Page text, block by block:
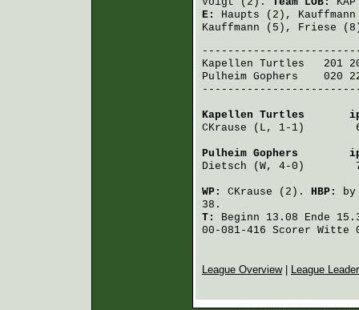
E: Haupts (2), Kauffmann
Kauffmann (5), Friese
Kapellen Turtles
201
Pulheim Gophers
020
Kapellen Turtles
CKrause (L, 1-1)
Pulheim Gophers
Dietsch (W, 4-0)
WP: CKrause (2). HBP:
38.
T:
Beginn 13.08 Ende
00-081-416 Scorer Witte
League Overview| League